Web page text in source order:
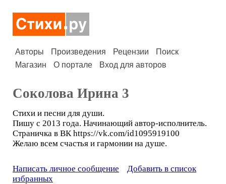
Авторы Произведения Рецензии
Поиск
Магазин
О портале Вход для авторов
Соколова Ирина 3
Стихи и песни для души.
Пишу с 2013 года. Начинающий автор-исполнитель.
Страничка в ВК https://vk.com/id1095919100
Желаю всем счастья и гармонии на душе.
Написать личное сообщение
Добавить в список
избранных